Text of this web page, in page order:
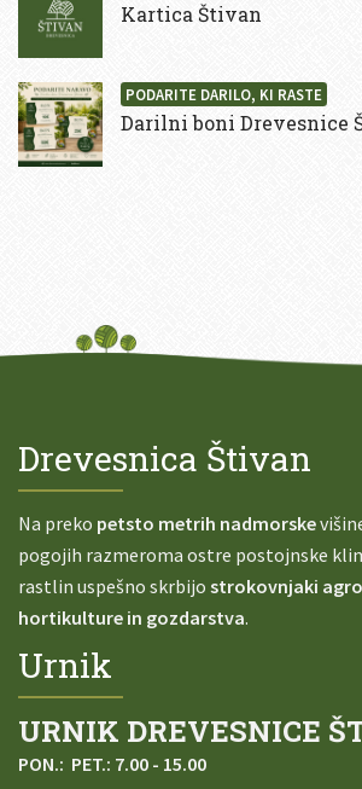
Kartica Štivan
PODARITE DARILO, KI RASTE
Darilni boni Drevesnice
Drevesnica Štivan
Na preko petsto metrih nadmorske
pogojih razmeroma ostre postojnske
rastlin uspešno skrbijo strokovnjaki
hortikulture in gozdarstva.
Urnik
URNIK DREVESNICE
PON.: PET.: 7.00 - 15.00